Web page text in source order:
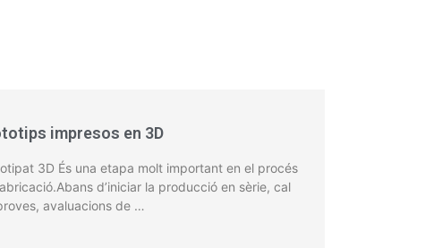
impresos en 3D
3D És una etapa molt important en el procés
d’iniciar la producció en sèrie, cal
avaluacions de …